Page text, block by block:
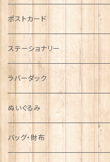
音楽＆楽器
運動＆人物
シンボル
ポストカード
ステーショナリー
ラバーダック
ぬいぐるみ
バッグ・財布